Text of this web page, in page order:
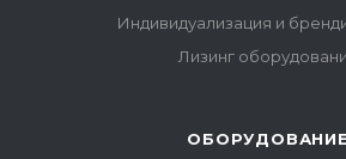
Индивидуализация и
Лизинг
ОБОРУДОВАНИЕ